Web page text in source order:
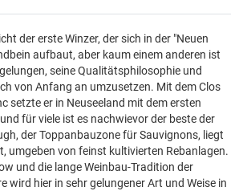
der erste Winzer, der sich in der "Neuen
aufbaut, aber kaum einem anderen ist
seine Qualitätsphilosophie und
von Anfang an umzusetzen. Mit dem Clos
setzte er in Neuseeland mit dem ersten
für viele ist es nachwievor der beste der
der Toppanbauzone für Sauvignons, liegt
umgeben von feinst kultivierten Rebanlagen.
und die lange Weinbau-Tradition der
wird hier in sehr gelungener Art und Weise in